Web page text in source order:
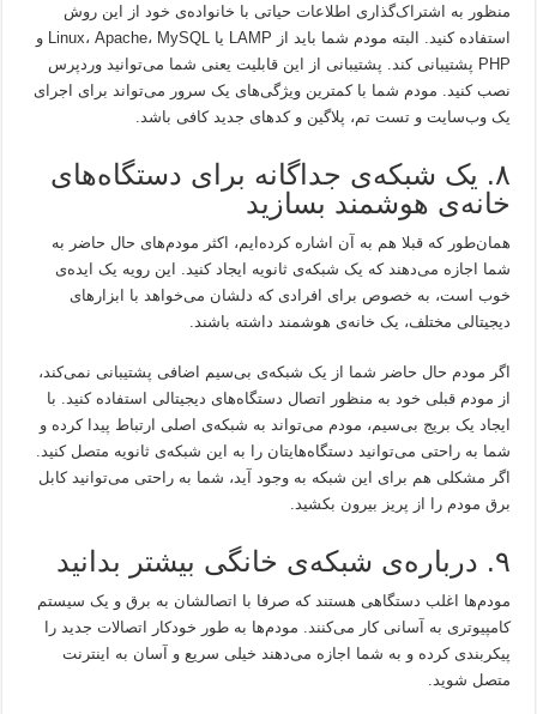
منظور به اشتراک‌گذاری اطلاعات حیاتی با خانواده‌ی خود از این روش
استفاده کنید. البته مودم شما باید از LAMP یا Linux، Apache، MySQL و
PHP پشتیبانی کند. پشتیبانی از این قابلیت یعنی شما می‌توانید وردپرس
نصب کنید. مودم شما با کمترین ویژگی‌های یک سرور می‌تواند برای اجرای
یک وب‌سایت و تست تم، پلاگین و کدهای جدید کافی باشد.
۸. یک شبکه‌ی جداگانه برای دستگاه‌های
خانه‌ی هوشمند بسازید
همان‌طور که قبلا هم به آن اشاره کرده‌ایم، اکثر مودم‌های حال حاضر به
شما اجازه می‌دهند که یک شبکه‌ی ثانویه ایجاد کنید. این رویه یک ایده‌ی
خوب است، به خصوص برای افرادی که دلشان می‌خواهد با ابزارهای
دیجیتالی مختلف، یک خانه‌ی هوشمند داشته باشند.
اگر مودم حال حاضر شما از یک شبکه‌ی بی‌سیم اضافی پشتیبانی نمی‌کند،
از مودم قبلی خود به منظور اتصال دستگاه‌های دیجیتالی استفاده کنید. با
ایجاد یک بریج بی‌سیم، مودم می‌تواند به شبکه‌ی اصلی ارتباط پیدا کرده و
شما به راحتی می‌توانید دستگاه‌هایتان را به این شبکه‌ی ثانویه متصل کنید.
اگر مشکلی هم برای این شبکه به وجود آید، شما به راحتی می‌توانید کابل
برق مودم را از پریز بیرون بکشید.
۹. درباره‌ی شبکه‌ی خانگی بیشتر بدانید
مودم‌ها اغلب دستگاهی هستند که صرفا با اتصالشان به برق و یک سیستم
کامپیوتری به آسانی کار می‌کنند. مودم‌ها به طور خودکار اتصالات جدید را
پیکربندی کرده و به شما اجازه می‌دهند خیلی سریع و آسان به اینترنت
متصل شوید.